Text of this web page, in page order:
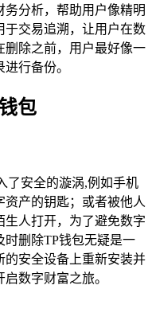
分析，帮助用户像精明
于交易追溯，让用户在数
删除之前，用户最好像一
行备份。
包
了安全的漩涡,例如手机
产的钥匙；或者被他人
人打开，为了避免数字
时删除TP钱包无疑是一
的安全设备上重新安装并
数字财富之旅。